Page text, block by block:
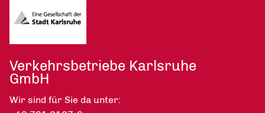
Verkehrsbetriebe Karlsruhe
GmbH
Wir sind für Sie da unter: